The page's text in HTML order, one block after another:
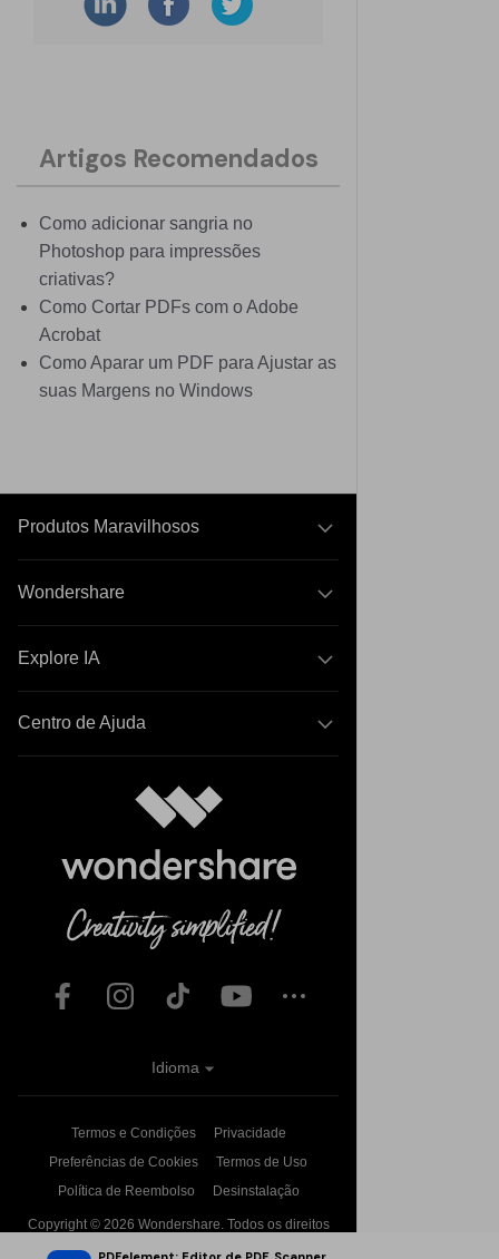
Artigos Recomendados
Como adicionar sangria no
Photoshop para impressões
criativas?
Como Cortar PDFs com o Adobe
Acrobat
Como Aparar um PDF para Ajustar as
suas Margens no Windows
Produtos Maravilhosos
Wondershare
Explore IA
Centro de Ajuda
Termos e Condições
Privacidade
Preferências de Cookies
Termos de Uso
Política de Reembolso
Desinstalação
Copyright © 2026 Wondershare. Todos os direitos
Idioma